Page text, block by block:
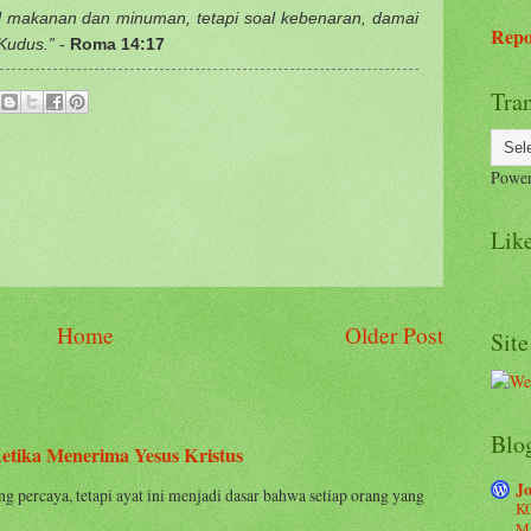
makanan dan minuman, tetapi soal kebenaran, damai
- Roma 14:17
Older Post
Home
Menerima Yesus Kristus
percaya, tetapi ayat ini menjadi dasar bahwa setiap orang yang